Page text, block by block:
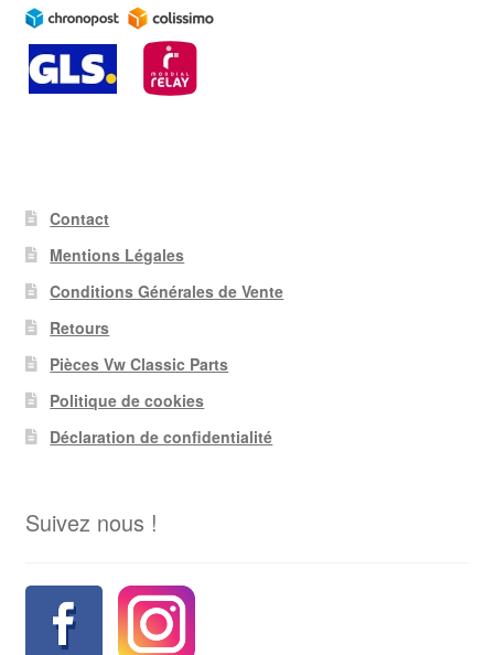
Contact
Mentions Légales
Conditions Générales de Vente
Retours
Pièces Vw Classic Parts
Politique de cookies
Déclaration de confidentialité
Suivez nous !